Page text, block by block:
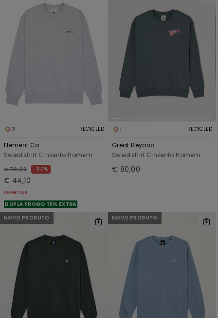
2 RECYCLED
Element Co
Sweatshirt Cinzento Homem
€ 70,00 37%
€ 44,10
OFERTAS
DUPLA PROMO 10% EXTRA
1 RECYCLED
Great Beyond
Sweatshirt Cinzento Homem
€ 80,00
NOVO PRODUTO NOVO PRODUTO